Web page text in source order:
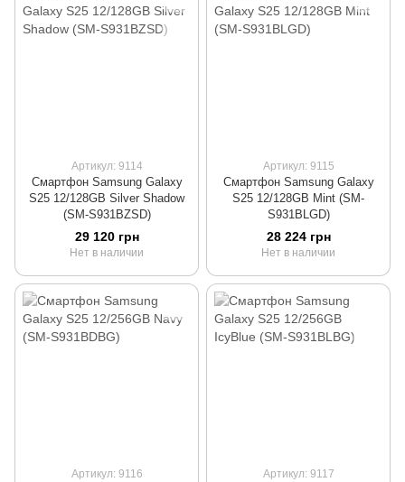
Артикул: 9114
Смартфон Samsung Galaxy
S25 12/128GB Silver Shadow
(SM-S931BZSD)
29 120 грн
Нет в наличии
Артикул: 9115
Смартфон Samsung Galaxy
S25 12/128GB Mint (SM-
S931BLGD)
28 224 грн
Нет в наличии
Артикул: 9116 Артикул: 9117